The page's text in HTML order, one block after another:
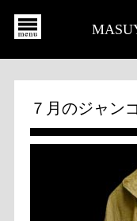
７月のジャン